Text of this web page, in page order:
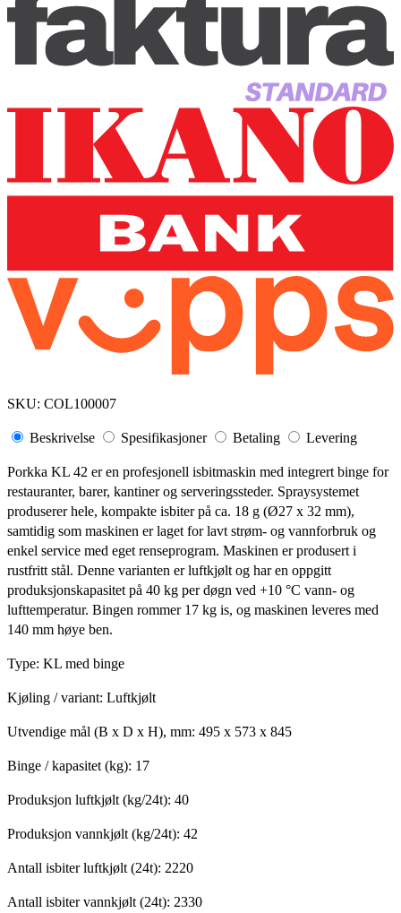
SKU: COL100007
Beskrivelse Spesifikasjoner Betaling Levering
Porkka KL 42 er en profesjonell isbitmaskin med integrert binge for
restauranter, barer, kantiner og serveringssteder. Spraysystemet
produserer hele, kompakte isbiter på ca. 18 g (Ø27 x 32 mm),
samtidig som maskinen er laget for lavt strøm- og vannforbruk og
enkel service med eget renseprogram. Maskinen er produsert i
rustfritt stål. Denne varianten er luftkjølt og har en oppgitt
produksjonskapasitet på 40 kg per døgn ved +10 °C vann- og
lufttemperatur. Bingen rommer 17 kg is, og maskinen leveres med
140 mm høye ben.
Type: KL med binge
Kjøling / variant: Luftkjølt
Utvendige mål (B x D x H), mm: 495 x 573 x 845
Binge / kapasitet (kg): 17
Produksjon luftkjølt (kg/24t): 40
Produksjon vannkjølt (kg/24t): 42
Antall isbiter luftkjølt (24t): 2220
Antall isbiter vannkjølt (24t): 2330